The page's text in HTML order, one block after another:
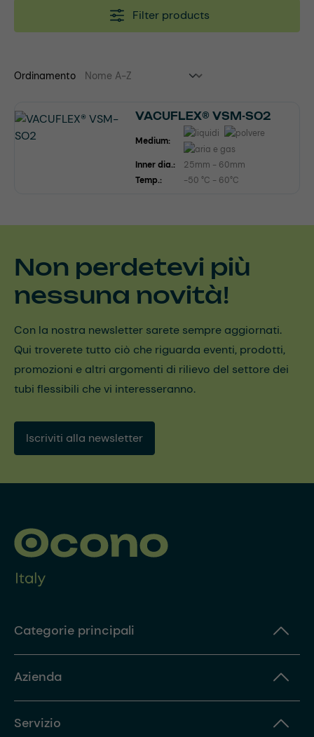
Filter products
Ordinamento
VACUFLEX® VSM-SO2
Medium:
Inner dia.:
25mm - 60mm
Temp.:
-50 °C - 60°C
Non perdetevi più
nessuna novità!
Con la nostra newsletter sarete sempre aggiornati.
Qui troverete tutto ciò che riguarda eventi, prodotti,
promozioni e altri argomenti di rilievo del settore dei
tubi flessibili che vi interesseranno.
Iscriviti alla newsletter
Categorie principali
Azienda
Servizio